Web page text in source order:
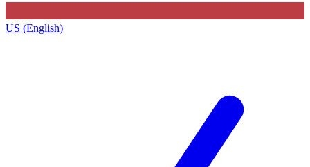
US (English)